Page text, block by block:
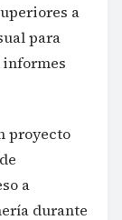
a
para
informes
proyecto
a
durante